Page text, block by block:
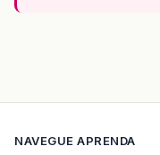
NAVEGUE APRENDA